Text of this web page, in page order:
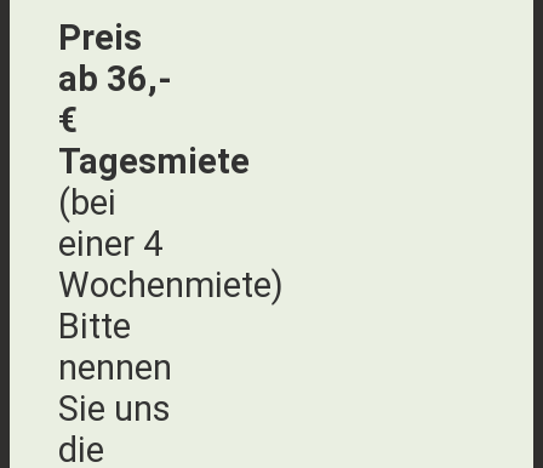
Preis
ab 36,-
€
Tagesmiete
(bei
einer 4
Wochenmiete)
Bitte
nennen
Sie uns
die